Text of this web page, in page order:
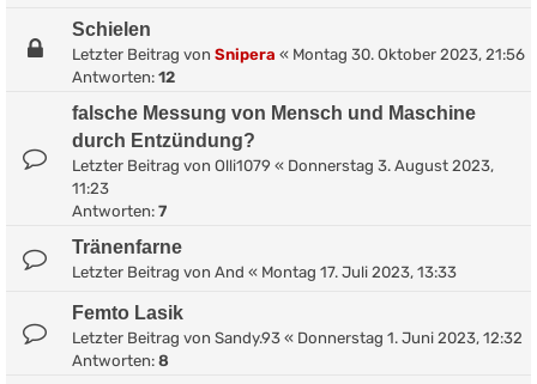
Schielen
Letzter Beitrag von Snipera « Montag 30. Oktober 2023, 21:56
Antworten: 12
falsche Messung von Mensch und Maschine
durch Entzündung?
Letzter Beitrag von Olli1079 « Donnerstag 3. August 2023,
11:23
Antworten: 7
Tränenfarne
Letzter Beitrag von And « Montag 17. Juli 2023, 13:33
Femto Lasik
Letzter Beitrag von Sandy.93 « Donnerstag 1. Juni 2023, 12:32
Antworten: 8